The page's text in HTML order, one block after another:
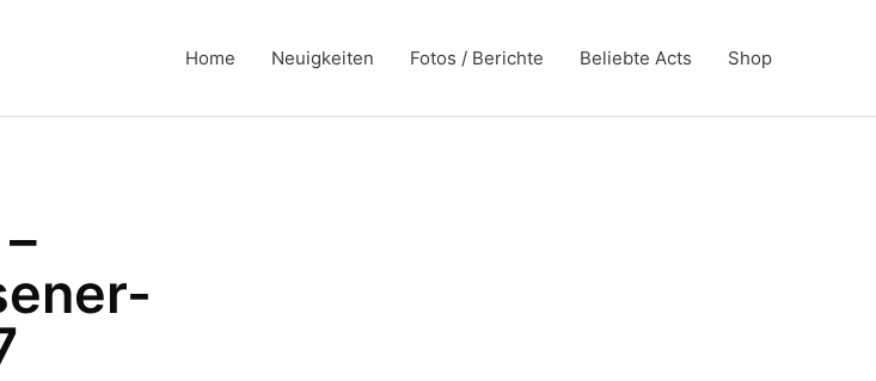
Home Neuigkeiten Fotos / Berichte Beliebte Acts Shop